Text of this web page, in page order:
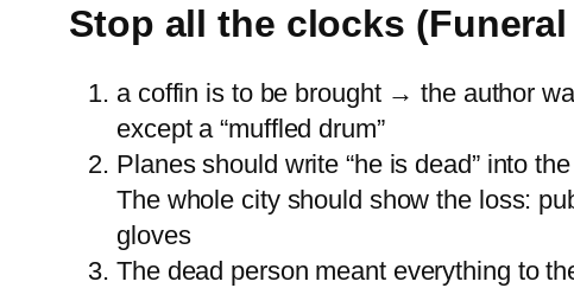
Stop all the clocks
a coffin is to be brought → the author
except a “muffled drum”
Planes should write “he is dead” into
The whole city should show the loss:
gloves
The dead person meant everything to